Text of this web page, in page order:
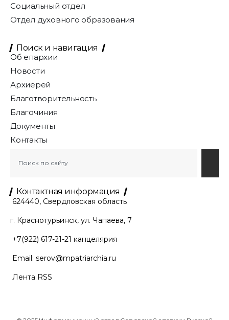
Социальный отдел
Отдел духовного образования
Поиск и навигация
Об епархии
Новости
Архиерей
Благотворительность
Благочиния
Документы
Контакты
Контактная информация
624440, Свердловская область
г. Краснотурьинск, ул. Чапаева, 7
+7(922) 617-21-21 канцелярия
Email: serov@mpatriarchia.ru
Лента RSS